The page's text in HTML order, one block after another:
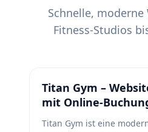
Schnelle, moderne
Fitness-Studios
Web
Titan Gym –
mit Online-
Titan Gym ist eine